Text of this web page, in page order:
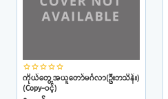
star_borderstar_borderstar_borderstar_borderstar_border
ကိုယ်တွေ့အယူတော်မင်္ဂလာ(ဦးဘသိန်း)
(Copy-ဝင့်)